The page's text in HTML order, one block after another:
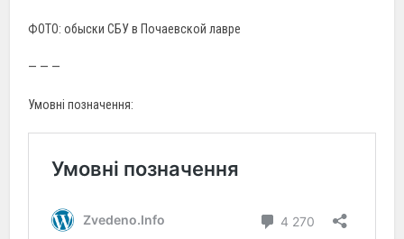
ФОТО: обыски СБУ в Почаевской лавре
— — —
Умовні позначення: